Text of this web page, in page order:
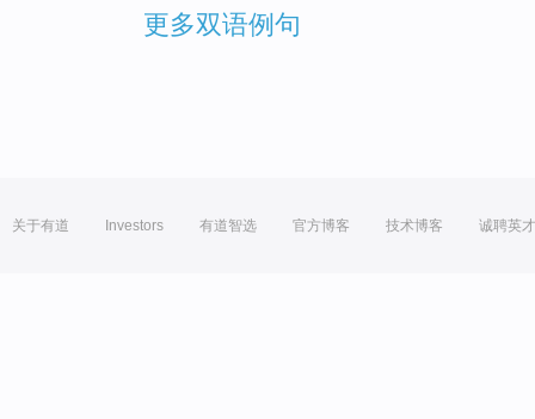
更多双语例句
关于有道 Investors 有道智选 官方博客 技术博客 诚聘英才